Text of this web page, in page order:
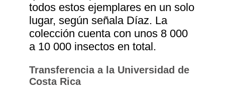
todos estos ejemplares en un solo
lugar, según señala Díaz. La
colección cuenta con unos 8 000
a 10 000 insectos en total.
Transferencia a la Universidad de
Costa Rica